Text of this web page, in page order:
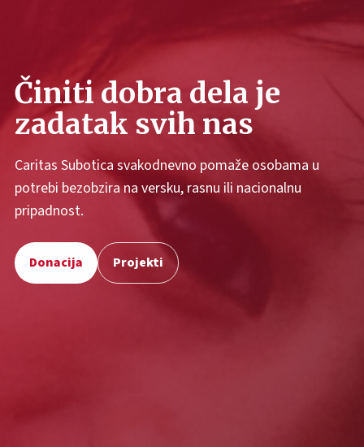
Činiti dobra dela je
zadatak svih nas
Caritas Subotica svakodnevno pomaže osobama u
potrebi bezobzira na versku, rasnu ili nacionalnu
pripadnost.
Donacija Projekti